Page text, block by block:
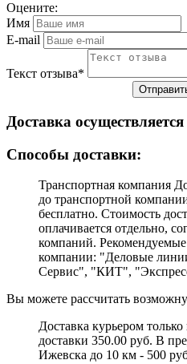
Оцените:
Имя
E-mail
Текст отзыва*
Доставка
Cпособы доставки:
Транспортная компания
до транспортной
бесплатно. Стоимость
оплачивается отдельно,
компаний.
компании: "Деловые
Сервис", "КИТ",
Вы можете рассчитать
Доставка курьером
доставки 350.00 руб. В
Ижевска до 10 км - 500